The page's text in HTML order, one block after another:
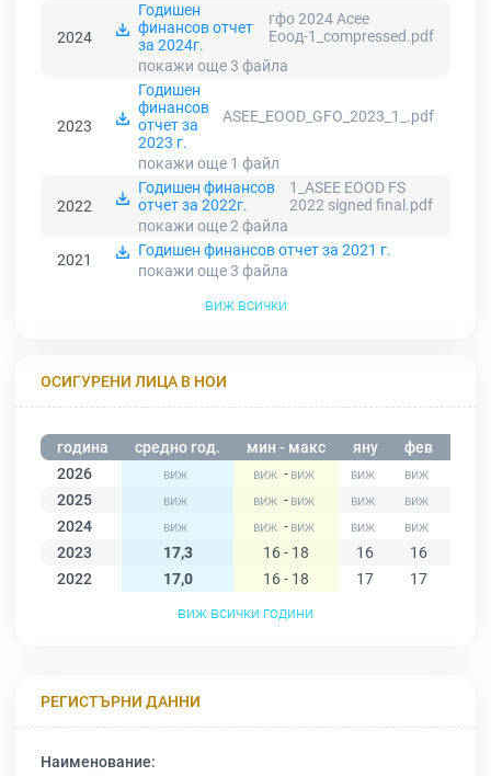
2024
Годишен
финансов отчет
за 2024г.
гфо 2024 Асее
Еоод-1_compressed.pdf
покажи още 3 файла
2023
Годишен
финансов
отчет за
2023 г.
ASEE_EOOD_GFO_2023_1_.pdf
покажи още 1 файл
2022
Годишен финансов
отчет за 2022г.
1_ASEE EOOD FS
2022 signed final.pdf
покажи още 2файла
2021
Годишен финансов отчет за 2021 г.
покажи още 3 файла
виж всички
ОСИГУРЕНИ ЛИЦА В НОИ
година средно год. мин - макс яну фев
2026
-
2025
-
2024
-
2023
17,3 16 - 18 16 16
2022
17,0 16 - 18 17 17
виж всички години
РЕГИСТЪРНИ ДАННИ
Наименование: